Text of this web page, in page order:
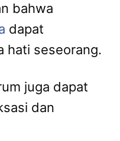
bahwa
dapat
hati seseorang.
juga dapat
dan